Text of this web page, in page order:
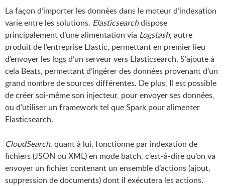
La façon d’importer les données dans le moteur d’indexation
varie entre les solutions. Elasticsearchdispose
principalement d’une alimentation via Logstash, autre
produit de l’entreprise Elastic, permettant en premier lieu
d’envoyer les logs d’un serveur vers Elasticsearch. S’ajoute à
cela Beats, permettant d’ingérer des données provenant d’un
grand nombre de sources différentes. De plus, Il est possible
de créer soi-même son injecteur, pour envoyer ses données,
ou d’utiliser un framework tel que Spark pour alimenter
Elasticsearch.
CloudSearch, quant à lui, fonctionne par indexation de
fichiers (JSON ou XML) en mode batch, c’est-à-dire qu’on va
envoyer un fichier contenant un ensemble d’actions (ajout,
suppression de documents) dont il exécutera les actions.